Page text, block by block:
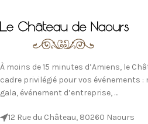
À moins de 15 minutes d’Amiens, le
cadre privilégié pour vos événements
gala, événement d’entreprise, …
12 Rue du Château, 80260 Naours